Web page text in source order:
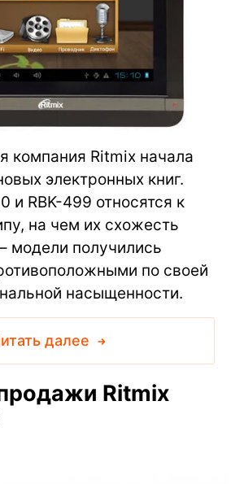
компания Ritmix начала
электронных книг.
и RBK-499 относятся к
на чем их схожесть
модели получились
по своей
насыщенности.
далее
Ritmix